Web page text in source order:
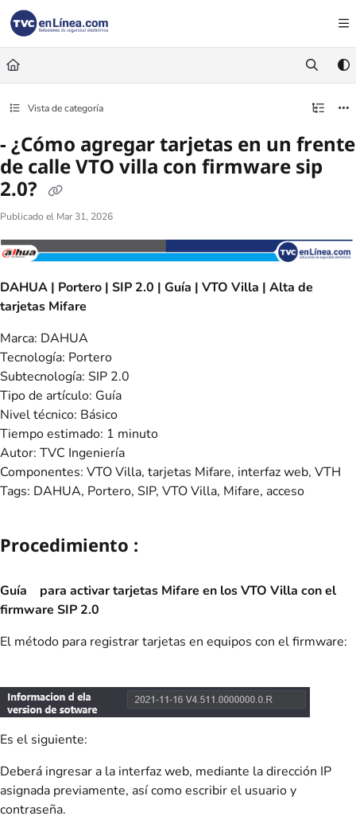
Documentation Index
Fetch the complete documentation index at:
Use this file to discover all available pages before exploring further.
Vista de categoría
- ¿Cómo agregar tarjetas en un frente
de calle VTO villa con firmware sip
2.0?
Publicado el Mar 31, 2026
DAHUA | Portero | SIP 2.0 | Guía | VTO Villa | Alta de
tarjetas Mifare
Marca: DAHUA
Tecnología: Portero
Subtecnología: SIP 2.0
Tipo de artículo: Guía
Nivel técnico: Básico
Tiempo estimado: 1 minuto
Autor: TVC Ingeniería
Componentes: VTO Villa, tarjetas Mifare, interfaz web, VTH
Tags: DAHUA, Portero, SIP, VTO Villa, Mifare, acceso
Procedimiento :
Guía
para activar tarjetas Mifare en los VTO Villa con el
firmware SIP 2.0
El método para registrar tarjetas en equipos con el firmware:
Es el siguiente:
Deberá ingresar a la interfaz web, mediante la dirección IP
asignada previamente, así como escribir el usuario y
contraseña.